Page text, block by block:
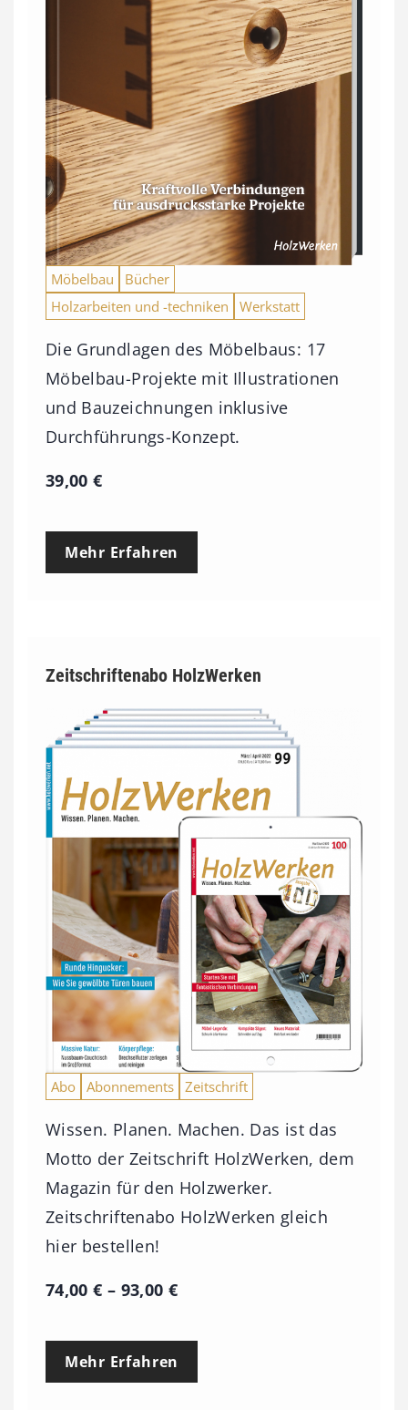
Möbelbau
Bücher
Holzarbeiten und -techniken
Werkstatt
Die Grundlagen des Möbelbaus: 17
Möbelbau-Projekte mit Illustrationen
und Bauzeichnungen inklusive
Durchführungs-Konzept.
39,00€
Mehr Erfahren
Zeitschriftenabo HolzWerken
Abo Abonnements Zeitschrift
Wissen. Planen. Machen. Das ist das
Motto der Zeitschrift HolzWerken, dem
Magazin für den Holzwerker.
Zeitschriftenabo HolzWerken gleich
hier bestellen!
74,00€ – 93,00 €P
e
Mehr Erfahren